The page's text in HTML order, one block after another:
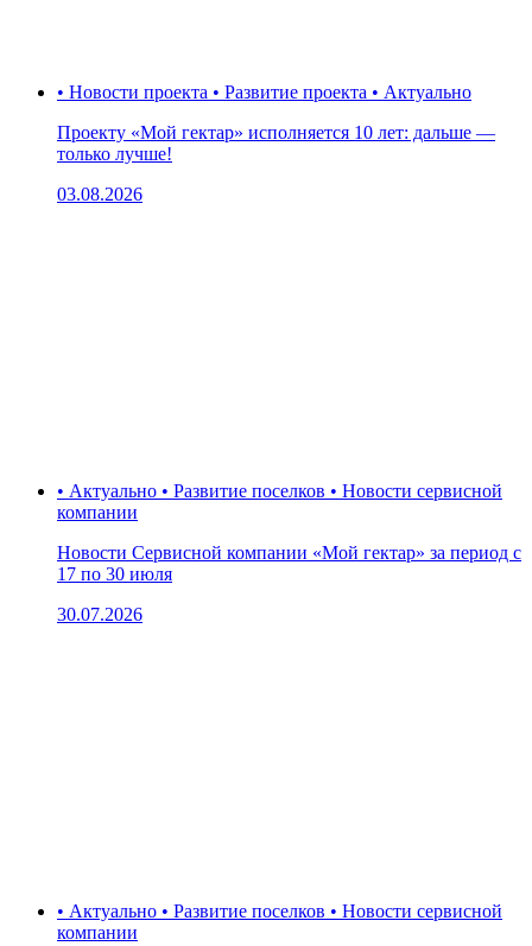
• Новости проекта • Развитие проекта • Актуально
Проекту «Мой гектар» исполняется 10 лет: дальше —
только лучше!
03.08.2026
• Актуально • Развитие поселков • Новости сервисной
компании
Новости Сервисной компании «Мой гектар» за период с
17 по 30 июля
30.07.2026
• Актуально • Развитие поселков • Новости сервисной
компании